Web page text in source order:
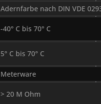
Adernfarbe nach DIN VDE
-40° C bis 70° C
5° C bis 70° C
Meterware
> 20 M Ohm